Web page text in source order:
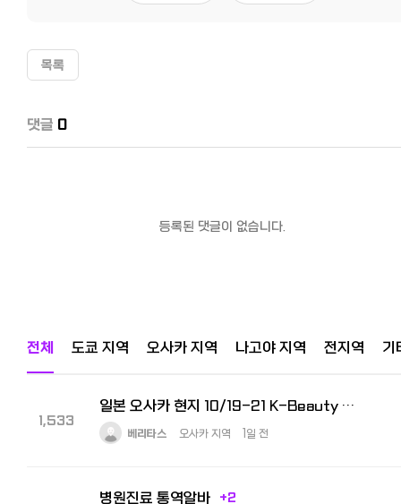
목록
댓글 0
등록된 댓글이 없습니다.
전체 도쿄 지역 오사카 지역 나고야 지역 전지역 기
1,533
일본 오사카 현지 10/19-21 K-Beauty Expo 수출상담회 통역사 모집
베리타스 오사카 지역 1일 전
병원진료 통역알바 +2